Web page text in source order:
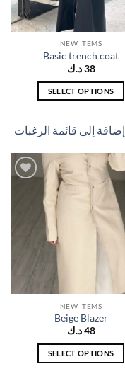
صفحة
NEW ITEMS
Basic trench coat
38 د.ك
SELECT OPTIONS
من
الأشكال
المختلفة
لهذا
المنتج.
الخيارات
صفحة
إضافة إلى قائمة الرغبات
NEW ITEMS
Beige Blazer
48 د.ك
SELECT OPTIONS